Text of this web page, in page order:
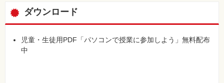
ダウンロード
児童・生徒用PDF「パソコンで授業に参加しよう」無料配布
中